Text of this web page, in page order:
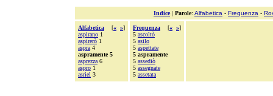
Indice| Parole: Alfabetica - Frequenza -
Alfabetica [« »]
aspirano 1
aspirerò 1
aspra 4
aspramente 5
asprezza 6
aspro 1
asriel 3
Frequenza [« »]
5 ascoltò
5 asilo
5 aspettate
5 aspramente
5 assediò
5 assegnate
5 assetata